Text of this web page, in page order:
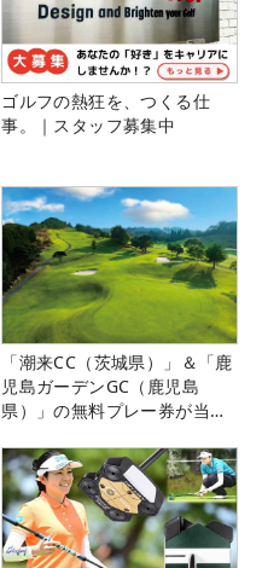
ゴルフの熱狂を、つくる仕
事。｜スタッフ募集中
「潮来CC（茨城県）」＆「鹿
児島ガーデンGC（鹿児島
県）」の無料プレー券が当た